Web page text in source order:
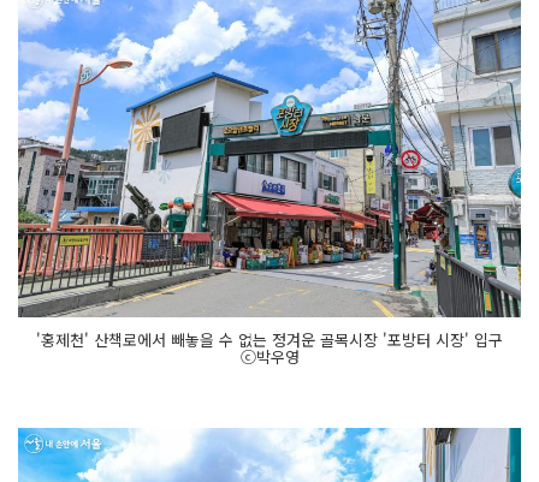
'홍제천' 산책로에서 빼놓을 수 없는 정겨운 골목시장 '포방터 시장' 입구
ⓒ박우영